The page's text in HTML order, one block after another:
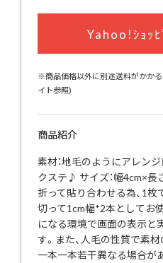
Yahoo!ｼｮｯﾋ
※商品価格以外に別途送料がかか
イト参照)
商品紹介
素材：地毛のようにアレン
クステ♪ サイズ：幅4cm×
折って貼り合わせる為、1
切って1cm幅*2本としてお
になる環境で画面の表示と
す。また、人毛の性質で素
一本一本若干異なる場合が